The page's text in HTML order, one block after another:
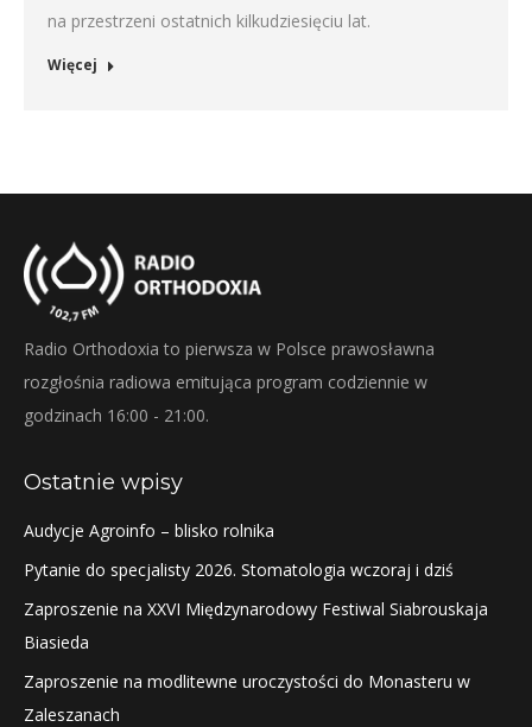
na przestrzeni ostatnich kilkudziesięciu lat.
Więcej
Radio Orthodoxia to pierwsza w Polsce prawosławna
rozgłośnia radiowa emitująca program codziennie w
godzinach 16:00 - 21:00.
Ostatnie wpisy
Audycje Agroinfo – blisko rolnika
Pytanie do specjalisty 2026. Stomatologia wczoraj i dziś
Zaproszenie na XXVI Międzynarodowy Festiwal Siabrouskaja
Biasieda
Zaproszenie na modlitewne uroczystości do Monasteru w
Zaleszanach